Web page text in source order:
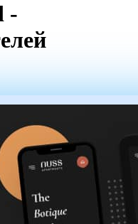
-